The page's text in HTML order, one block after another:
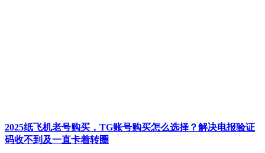
2025纸飞机老号购买，TG账号购买怎么选择？解决电报验证
码收不到及一直卡着转圈